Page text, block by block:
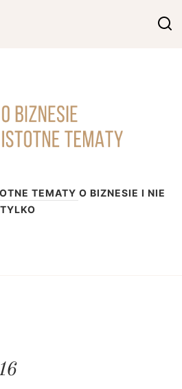
TEMATY O BIZNESIE I NIE
TYLKO